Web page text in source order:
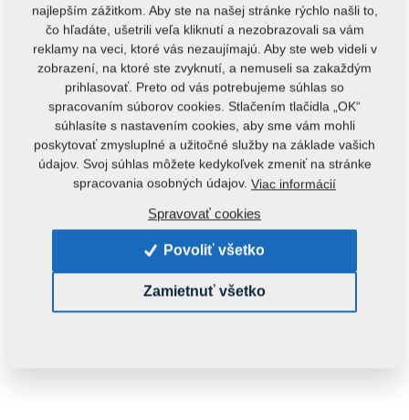
Kód produktu: 20089ND
Tento diel je použiteľný aj pre nasledovné stroje:
11,5230 Kg
najlepším zážitkom. Aby ste na našej stránke rýchlo našli to,
čo hľadáte, ušetrili veľa kliknutí a nezobrazovali sa vám
reklamy na veci, ktoré vás nezaujímajú. Aby ste web videli v
zobrazení, na ktoré ste zvyknutí, a nemuseli sa zakaždým
prihlasovať. Preto od vás potrebujeme súhlas so
spracovaním súborov cookies. Stlačením tlačidla „OK“
súhlasíte s nastavením cookies, aby sme vám mohli
poskytovať zmysluplné a užitočné služby na základe vašich
údajov. Svoj súhlas môžete kedykoľvek zmeniť na stránke
spracovania osobných údajov. Viac informácií
Spravovať cookies
Povoliť všetko
Zamietnuť všetko